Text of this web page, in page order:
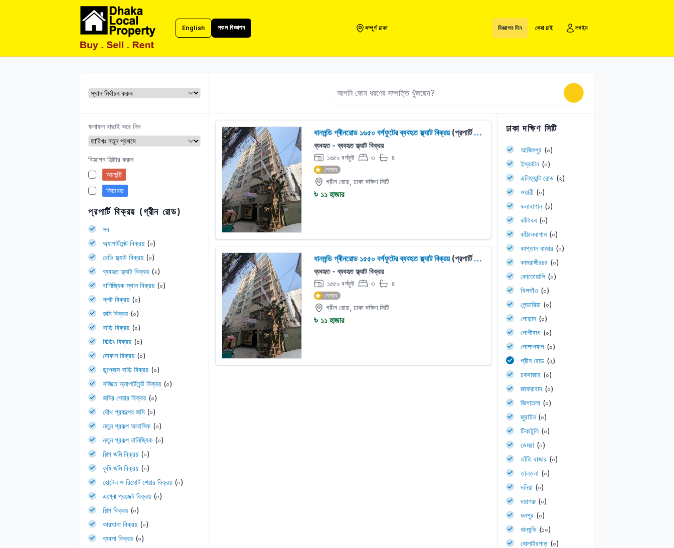
ঢাকা লোকাল প্রপার্টি
English সকল বিজ্ঞাপন সম্পূর্ণ ঢাকা বিজ্ঞাপন দিন সেবা চাই লগইন
ফলাফল বাছাই করে নিন
বিজ্ঞাপন ফিল্টার করুন
আর্জেন্ট
ফিচারড
প্রপার্টি বিক্রয় (গ্রীন রোড)
সব
অ্যাপার্টমেন্ট বিক্রয় (০)
রেডি ফ্ল্যাট বিক্রয় (০)
ব্যবহৃত ফ্ল্যাট বিক্রয় (২)
বাণিজ্যিক স্থান বিক্রয় (০)
প্লট বিক্রয় (০)
জমি বিক্রয় (০)
বাড়ি বিক্রয় (০)
বিল্ডিং বিক্রয় (০)
দোকান বিক্রয় (০)
ডুপ্লেক্স বাড়ি বিক্রয় (০)
সজ্জিত অ্যাপার্টমেন্ট বিক্রয় (০)
জমির শেয়ার বিক্রয় (০)
যৌথ প্রকল্পের জমি (০)
নতুন প্রকল্প আবাসিক (০)
নতুন প্রকল্প বানিজ্যিক (০)
শিল্প জমি বিক্রয় (০)
কৃষি জমি বিক্রয় (০)
হোটেল ও রিসোর্ট শেয়ার বিক্রয় (০)
এগ্ৰো প্রজেক্ট বিক্রয় (০)
শিল্প বিক্রয় (০)
কারখানা বিক্রয় (০)
ব্যবসা বিক্রয় (০)
ধানমন্ডি গ্ৰীনরোড ১৬৫০ বর্গফুটের ব্যবহৃত ফ্ল্যাট বিক্রয় (প্রপার্টি বিক্রয়)
ব্যবহৃত - ব্যবহৃত ফ্ল্যাট বিক্রয়
১৬৫০ বর্গফুট বেড: ৩ বাথরুম:৪
মেম্বার
গ্রীন রোড, ঢাকা দক্ষিণ সিটি
৳ ১১ হাজার
ধানমন্ডি গ্ৰীনরোড ১৫৫০ বর্গফুটের ব্যবহৃত ফ্ল্যাট বিক্রয় (প্রপার্টি বিক্রয়)
ব্যবহৃত - ব্যবহৃত ফ্ল্যাট বিক্রয়
১৫৫০ বর্গফুট বেড: ৩ বাথরুম:৪
মেম্বার
গ্রীন রোড, ঢাকা দক্ষিণ সিটি
৳ ১১ হাজার
ঢাকা দক্ষিণ সিটি
আজিমপুর (০)
ইস্কাটন (০)
এলিফ্যান্ট রোড (২)
ওয়ারী (০)
কলাবাগান (১)
কাঁটাবন (০)
কাঁঠালবাগান (০)
কাপ্তান বাজার (০)
কামরাঙ্গীরচর (০)
কোতোয়ালি (০)
খিলগাঁও (০)
গেন্ডারিয়া (০)
গোড়ান (০)
গোপীবাগ (০)
গোলাপবাগ (০)
গ্রীন রোড (২)
চকবাজার (০)
জাফরাবাদ (০)
জিগাতলা (০)
জুরাইন (০)
টিকাটুলি (০)
ডেমরা (০)
তাঁতি বাজার (০)
তালতলা (০)
দনিয়া (০)
দয়াগঞ্জ (০)
ধলপুর (০)
ধানমন্ডি (১০)
ধোলাইরপাড় (০)